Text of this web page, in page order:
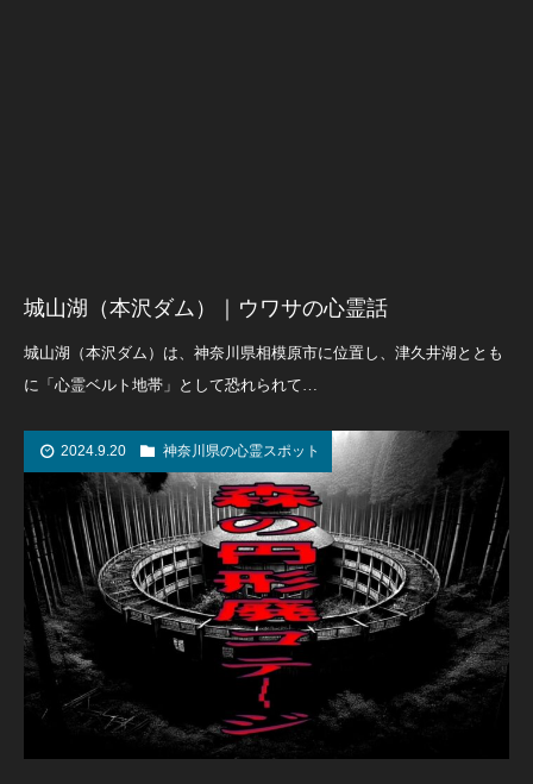
城山湖（本沢ダム）｜ウワサの心霊話
城山湖（本沢ダム）は、神奈川県相模原市に位置し、津久井湖ととも
に「心霊ベルト地帯」として恐れられて…
2024.9.20 神奈川県の心霊スポット